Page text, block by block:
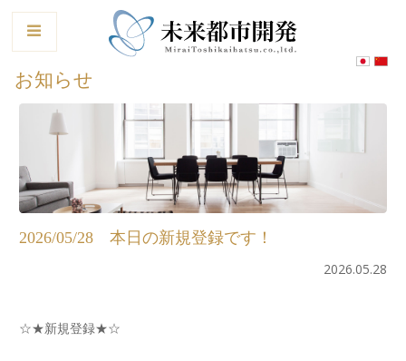
お知らせ
2026/05/28 本日の新規登録です！
2026.05.28
☆★新規登録★☆